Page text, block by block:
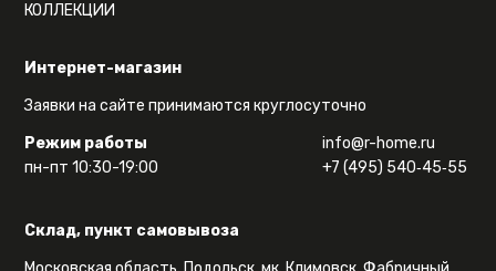
Интернет-магазин
Заявки на сайте принимаются круглосуточно
Режим работы
пн-пт 10:30-19:00
info@r-home.ru
+7 (495) 540‑45‑55
Склад, пункт самовывоза
КОЛЛЕКЦИИ